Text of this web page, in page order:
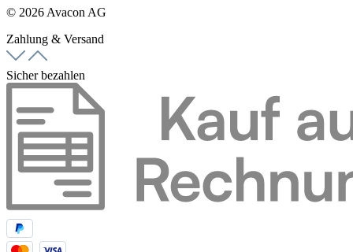
© 2026 Avacon AG
Zahlung & Versand
Sicher bezahlen